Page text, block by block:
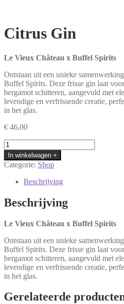
Citrus Gin
Le Vieux Château x Buffel Spirits
Ontstaan uit een unieke
Buffel Spirits. Deze frisse gin laat
bergamot schitteren, aangevuld met
levendige en verfrissende creatie,
in het glas.
€ 46,00
Citrus
Gin
aantal
In winkelwagen +
Categorie: Shop
Beschrijving
Beschrijving
Le Vieux Château x Buffel Spirits
Ontstaan uit een unieke
Buffel Spirits. Deze frisse gin laat
bergamot schitteren, aangevuld met
levendige en verfrissende creatie,
in het glas.
Gerelateerde